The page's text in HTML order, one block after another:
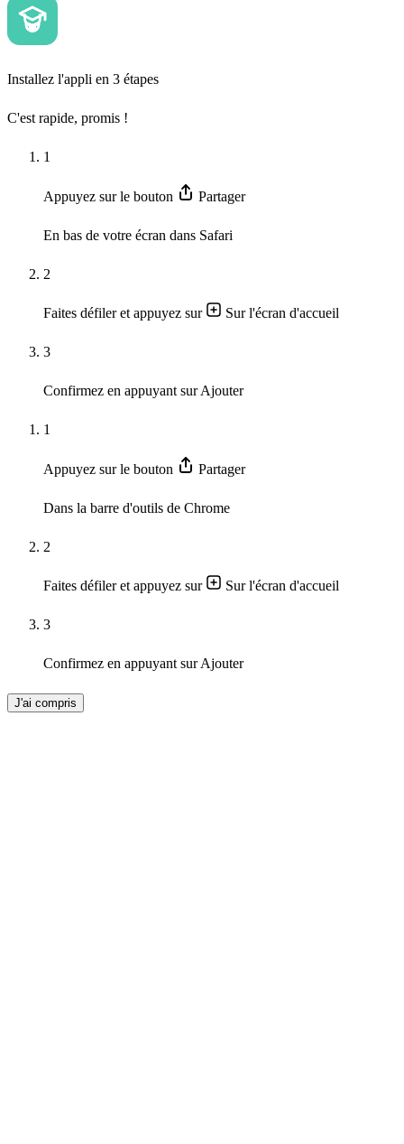
Installez l'appli en 3 étapes
C'est rapide, promis !
1
Appuyez sur le bouton Partager
En bas de votre écran dans Safari
2
Faites défiler et appuyez sur Sur l'écran d'accueil
3
Confirmez en appuyant surAjouter
1
Appuyez sur le bouton Partager
Dans la barre d'outils de Chrome
2
Faites défiler et appuyez sur Sur l'écran d'accueil
3
Confirmez en appuyant surAjouter
J'ai compris